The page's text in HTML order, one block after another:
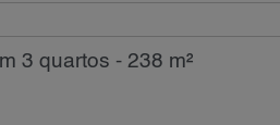
3 quartos - 238 m²